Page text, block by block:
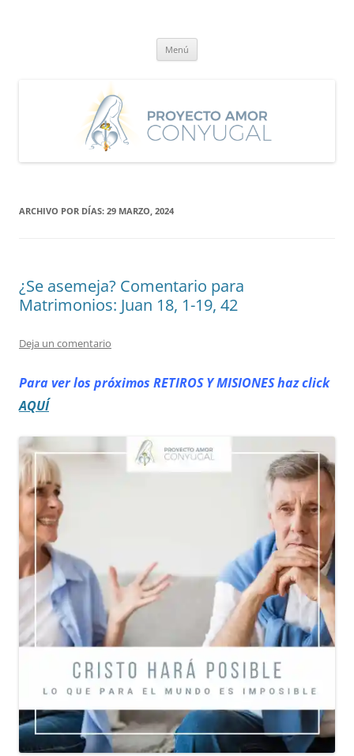
Menú
ARCHIVO POR DÍAS: 29 MARZO, 2024
¿Se asemeja? Comentario para
Matrimonios: Juan 18, 1-19, 42
Deja un comentario
Para ver los próximos RETIROSY MISIONES haz click
AQUÍ